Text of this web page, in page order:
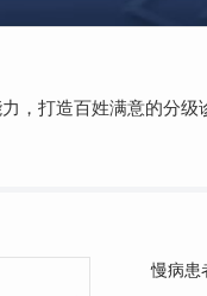
，打造百姓满意的分级
慢病患